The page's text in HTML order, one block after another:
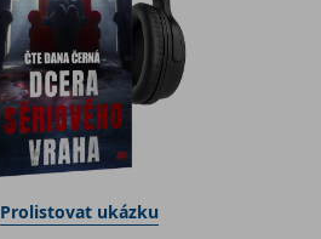
Prolistovat ukázku